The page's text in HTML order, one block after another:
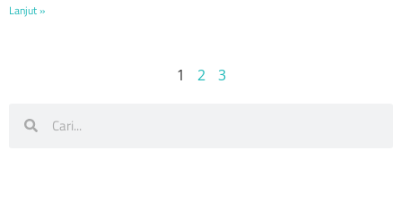
Lanjut »
1 2 3